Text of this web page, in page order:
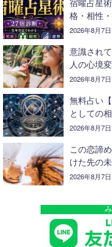
格・相性
2026年8月7日
意識され
人の心境
2026年8月7日
無料占い
としての
2026年8月7日
この恋諦
けた先の
2026年8月7日